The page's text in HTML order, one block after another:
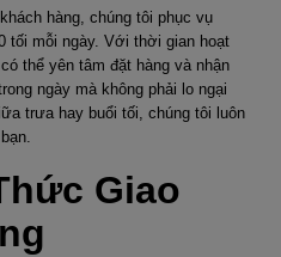
hàng, chúng tôi phục vụ
tối mỗi ngày. Với thời gian hoạt
thể yên tâm đặt hàng và nhận
ngày mà không phải lo ngại
trưa hay buổi tối, chúng tôi luôn
Giao